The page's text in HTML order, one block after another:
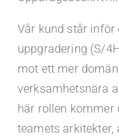
Vår kund står inför
uppgradering (S/
mot ett mer
verksamhetsnära
här rollen kommer
teamets